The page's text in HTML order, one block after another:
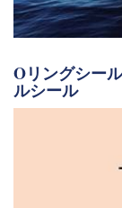
Oリングシー
ルシール